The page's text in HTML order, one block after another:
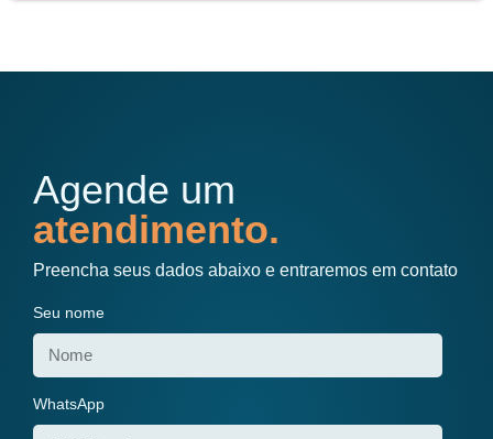
Agende um
atendimento.
Preencha seus dados abaixo e entraremos em contato
Seu nome
WhatsApp